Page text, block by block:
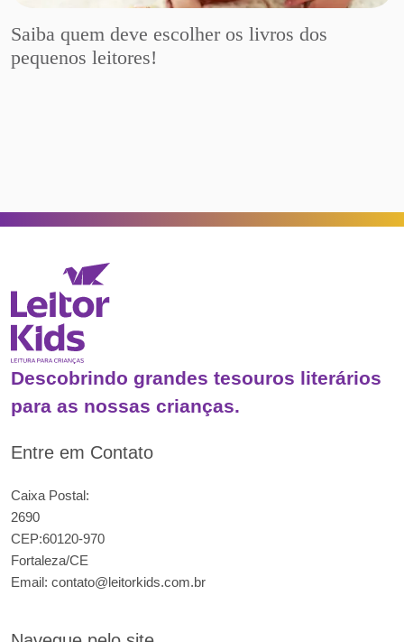
Saiba quem deve escolher os livros dos
pequenos leitores!
Descobrindo grandes tesouros literários
para as nossas crianças.
Entre em Contato
Caixa Postal:
2690
CEP:60120-970
Fortaleza/CE
Email: contato@leitorkids.com.br